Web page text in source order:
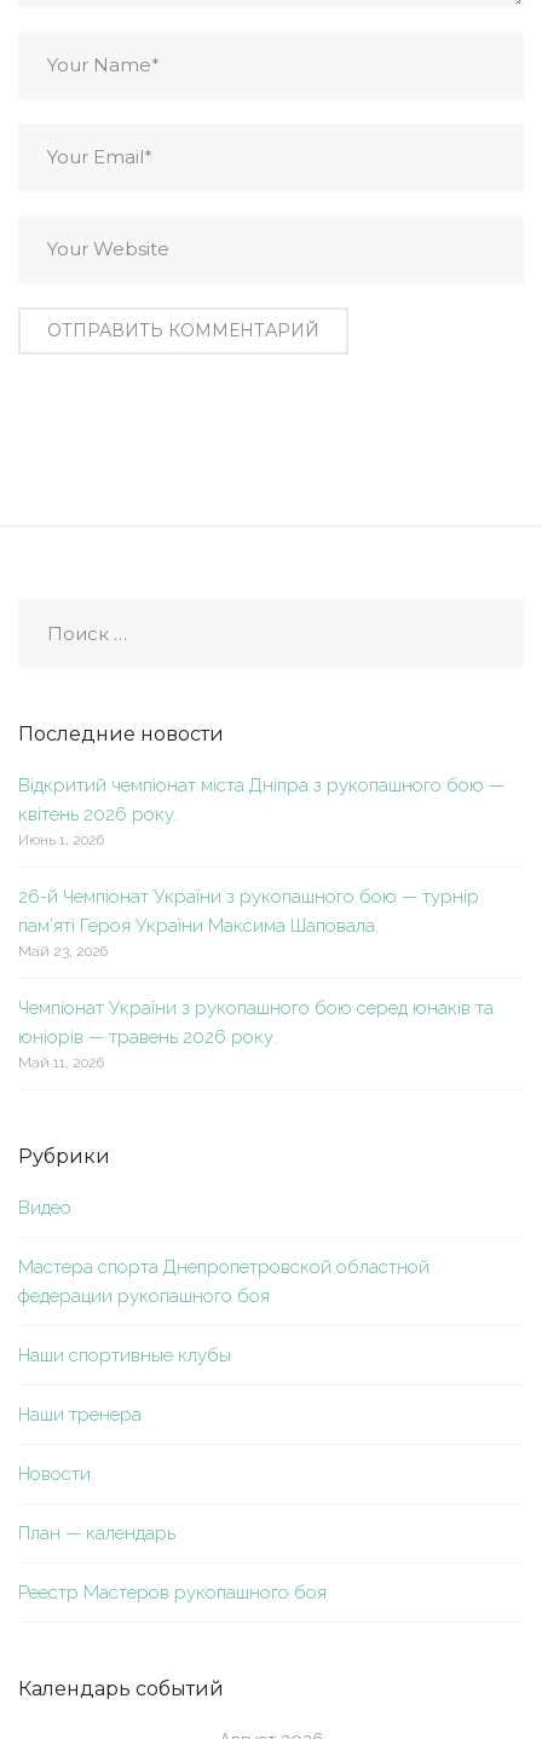
Последние новости
Відкритий чемпіонат міста Дніпра з рукопашного бою —
квітень 2026 року.
Июнь 1, 2026
26-й Чемпіонат України з рукопашного бою — турнір
пам’яті Героя України Максима Шаповала.
Май 23, 2026
Чемпіонат України з рукопашного бою серед юнаків та
юніорів — травень 2026 року.
Май 11, 2026
Рубрики
Видео
Мастера спорта Днепропетровской областной
федерации рукопашного боя
Наши спортивные клубы
Наши тренера
Новости
План — календарь
Реестр Мастеров рукопашного боя
Календарь событий